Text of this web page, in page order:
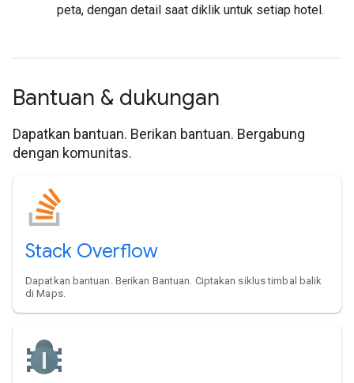
peta, dengan detail saat diklik untuk setiap hotel.
Bantuan & dukungan
Dapatkan bantuan. Berikan bantuan. Bergabung
dengan komunitas.
Stack Overflow
Dapatkan bantuan. Berikan Bantuan. Ciptakan siklus timbal balik
di Maps.